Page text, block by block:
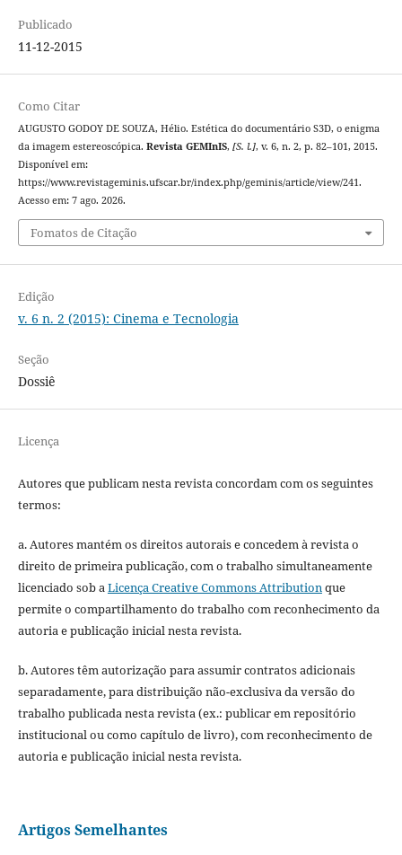
Publicado
11-12-2015
Como Citar
AUGUSTO GODOY DE SOUZA, Hélio. Estética do documentário S3D, o enigma
da imagem estereoscópica. Revista GEMInIS, [S. l.], v. 6, n. 2, p. 82–101, 2015.
Disponível em:
https://www.revistageminis.ufscar.br/index.php/geminis/article/view/241.
Acesso em: 7 ago. 2026.
Fomatos de Citação
Edição
v. 6 n. 2 (2015): Cinema e Tecnologia
Seção
Dossiê
Licença
Autores que publicam nesta revista concordam com os seguintes
termos:
a. Autores mantém os direitos autorais e concedem à revista o
direito de primeira publicação, com o trabalho simultaneamente
licenciado sob aLicença Creative Commons Attributionque
permite o compartilhamento do trabalho com reconhecimento da
autoria e publicação inicial nesta revista.
b. Autores têm autorização para assumir contratos adicionais
separadamente, para distribuição não-exclusiva da versão do
trabalho publicada nesta revista (ex.: publicar em repositório
institucional ou como capítulo de livro), com reconhecimento de
autoria e publicação inicial nesta revista.
Artigos Semelhantes